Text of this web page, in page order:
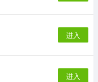
进入
进入